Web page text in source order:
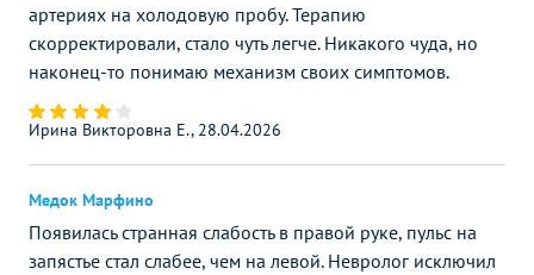
артериях на холодовую пробу. Терапию
скорректировали, стало чуть легче. Никакого чуда, но
наконец-то понимаю механизм своих симптомов.
Ирина Викторовна Е., 28.04.2026
Медок Марфино
Появилась странная слабость в правой руке, пульс на
запястье стал слабее, чем на левой. Невролог исключил